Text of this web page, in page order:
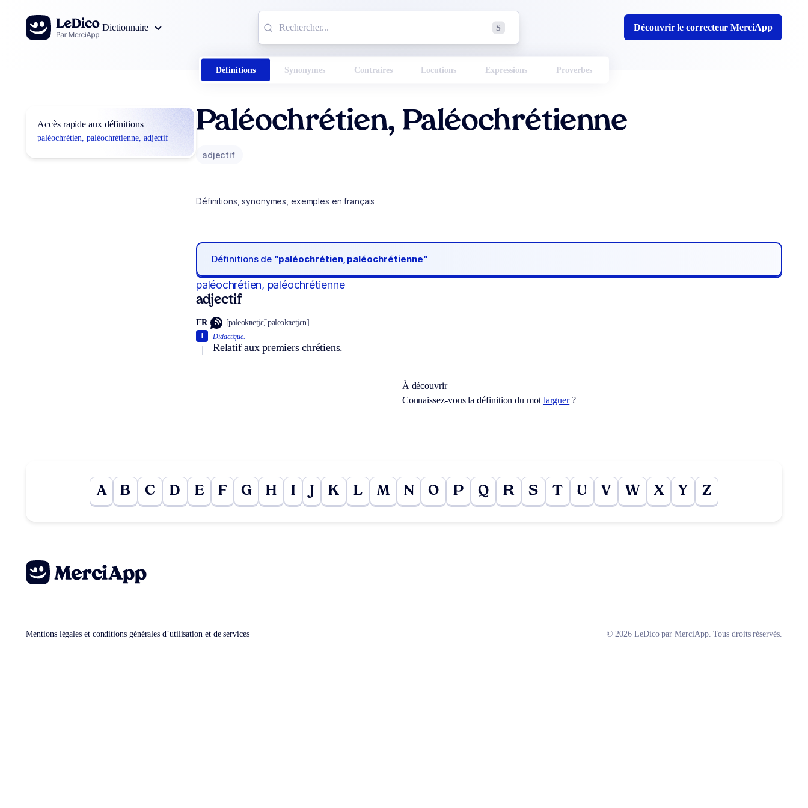
Aller au contenu
Dictionnaire
S Découvrir le correcteur MerciApp
Définitions Synonymes Contraires Locutions Expressions Proverbes
Accès rapide aux définitions
paléochrétien, paléochrétienne, adjectif
Paléochrétien, Paléochrétienne
adjectif
Définitions, synonymes, exemples en français
Définitions de “paléochrétien, paléochrétienne“
paléochrétien, paléochrétienne
adjectif
FR [paleokʀetjɛ̃, paleokʀetjɛn]
Didactique.
Relatif aux premiers chrétiens.
1
À découvrir
Connaissez-vous la définition du mot larguer?
A B C D E F G H I K L M N O P Q R S T U V W X Y Z
Mentions légales et conditions générales d’utilisation et de services © 2026 LeDico par MerciApp. Tous droits réservés.